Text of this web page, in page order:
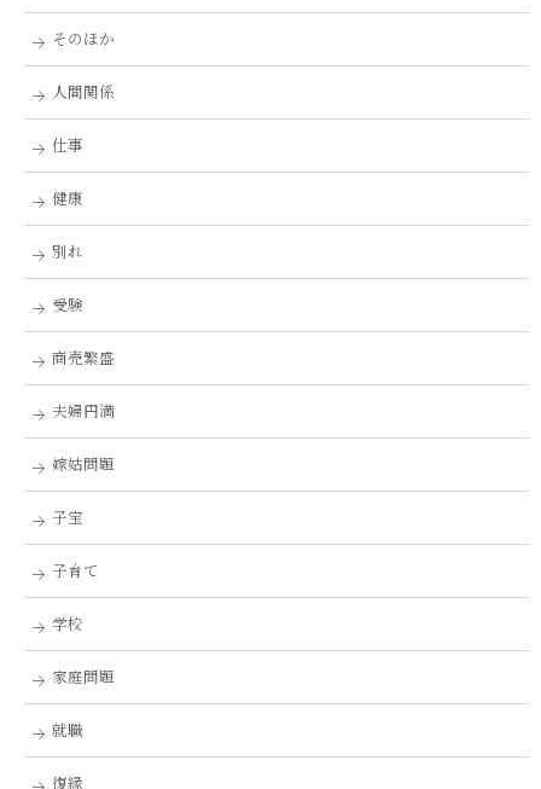
そのほか
人間関係
仕事
健康
別れ
受験
商売繁盛
夫婦円満
嫁姑問題
子宝
子育て
学校
家庭問題
就職
復縁